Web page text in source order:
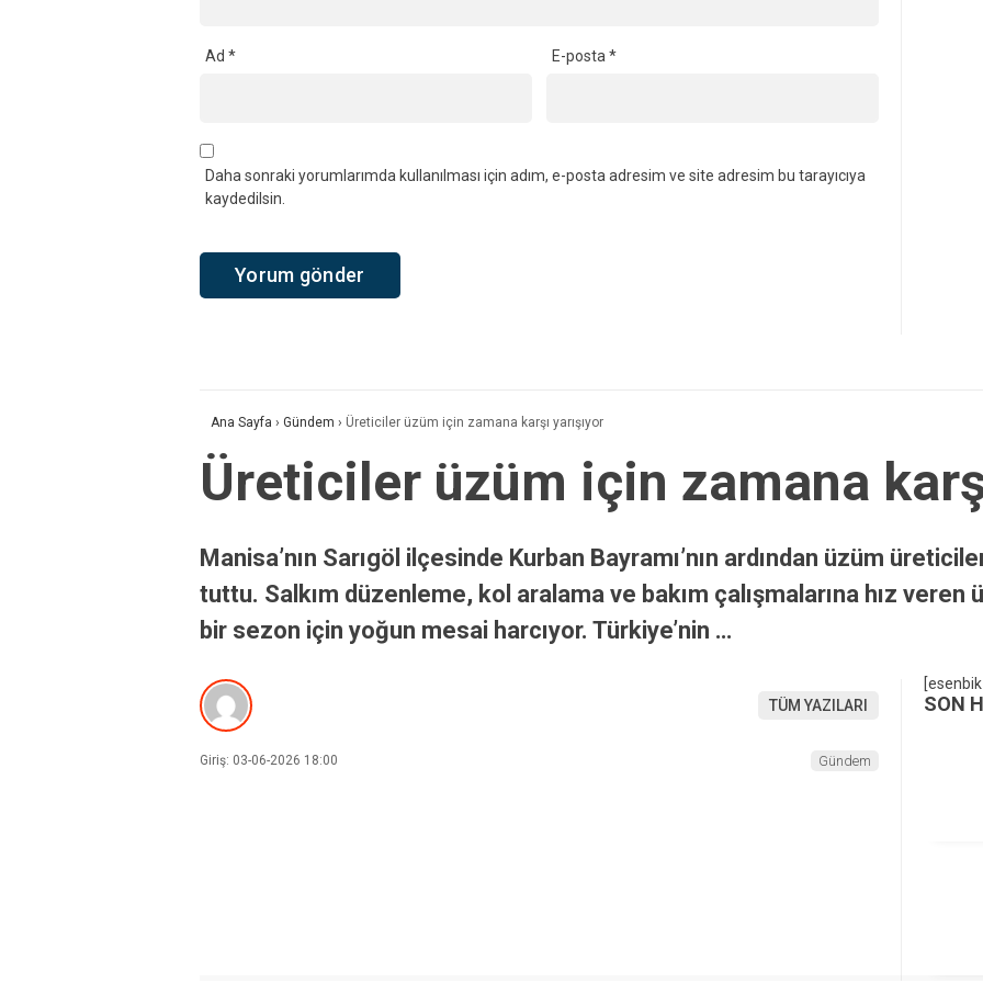
Ad * E-posta *
Daha sonraki yorumlarımda kullanılması için adım, e-posta adresim ve site adresim bu tarayıcıya
kaydedilsin.
Ana Sayfa › Gündem › Üreticiler üzüm için zamana karşı yarışıyor
Üreticiler üzüm için zamana
Manisa’nın Sarıgöl ilçesinde Kurban Bayramı’nın ardından üzüm
tuttu. Salkım düzenleme, kol aralama ve bakım çalışmalarına hız
bir sezon için yoğun mesai harcıyor. Türkiye’nin …
TÜM YAZILARI
Giriş: 03-06-2026 18:00 Gündem
SON